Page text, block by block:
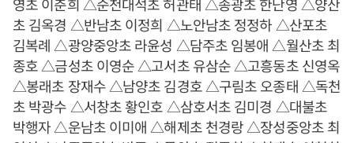
초 김옥경 △반남초 이정희 △노안남초 정정하 △산포초
김복례 △광양중앙초 라윤성 △담주초 임봉애 △월산초 최
종호 △금성초 이영순 △고서초 유삼순 △고흥동초 신영옥
△봉래초 장재수 △남양초 김경호 △구림초 오종태 △독천
초 박광수 △서창초 황인호 △삼호서초 김미경 △대불초
박행자 △운남초 이미애 △해제초 천경랑 △장성중앙초 최